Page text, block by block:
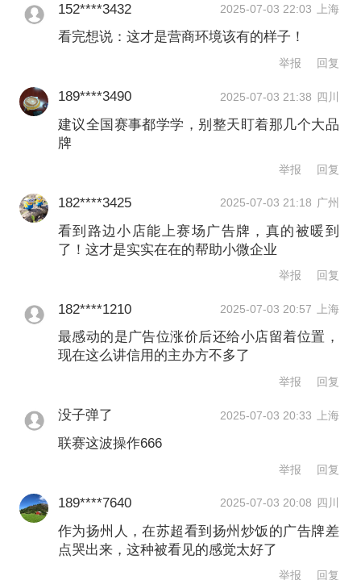
152****3432 2025-07-03 22:03 上海
看完想说：这才是营商环境该有的样子！
举报 回复
189****3490 2025-07-03 21:38 四川
建议全国赛事都学学，别整天盯着那几个大品
牌
举报 回复
182****3425 2025-07-03 21:18 广州
看到路边小店能上赛场广告牌，真的被暖到
了！这才是实实在在的帮助小微企业
举报 回复
182****1210 2025-07-03 20:57 上海
最感动的是广告位涨价后还给小店留着位置，
现在这么讲信用的主办方不多了
举报 回复
没子弹了 2025-07-03 20:33 上海
联赛这波操作666
举报 回复
189****7640 2025-07-03 20:08 四川
作为扬州人，在苏超看到扬州炒饭的广告牌差
点哭出来，这种被看见的感觉太好了
举报 回复